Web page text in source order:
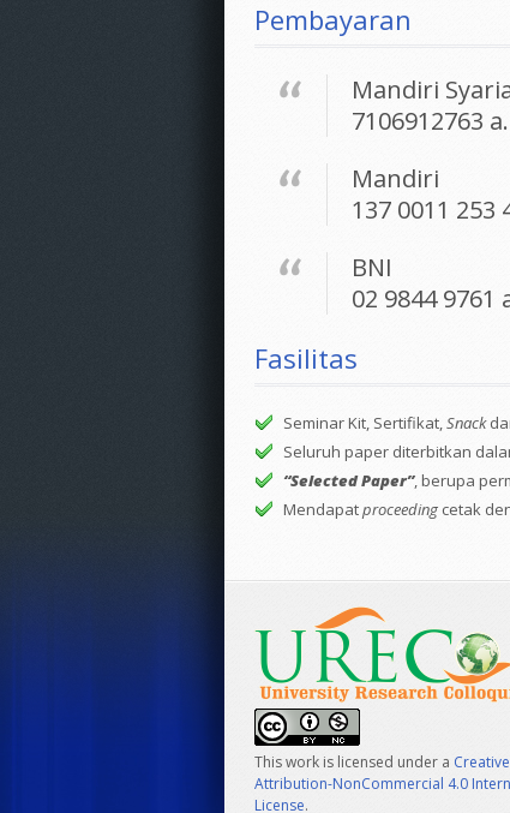
Pembayaran
Mandiri
7106912763
Mandiri
137 0011
BNI
02 9844 9761
Fasilitas
Seminar Kit, Sertifikat,Snack
Seluruh paper diterbitkan
“Selected Paper”, berupa
Mendapatproceeding cetak
This work is licensed under a
Attribution-NonCommercial 4.0
License.